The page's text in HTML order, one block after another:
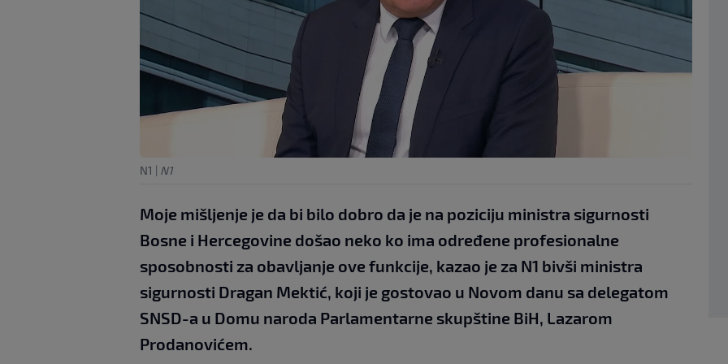
N1 | N1
Moje mišljenje je da bi bilo dobro da je na poziciju ministra sigurnosti
Bosne i Hercegovine došao neko ko ima određene profesionalne
sposobnosti za obavljanje ove funkcije, kazao je za N1 bivši ministra
sigurnosti Dragan Mektić, koji je gostovao u Novom danu sa delegatom
SNSD-a u Domu naroda Parlamentarne skupštine BiH, Lazarom
Prodanovićem.